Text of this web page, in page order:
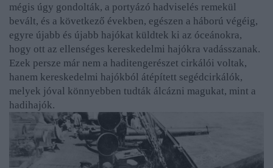
mégis úgy gondolták, a portyázó hadviselés remekül
bevált, és a következő években, egészen a háború végéig,
egyre újabb és újabb hajókat küldtek ki az óceánokra,
hogy ott az ellenséges kereskedelmi hajókra vadásszanak.
Ezek persze már nem a haditengerészet cirkálói voltak,
hanem kereskedelmi hajókból átépített segédcirkálók,
melyek jóval könnyebben tudták álcázni magukat, mint a
hadihajók.